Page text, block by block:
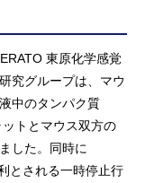
東原化学感覚
究グループは、マウ
中のタンパク質
トとマウス双方の
した。同時に
とされる一時停止行